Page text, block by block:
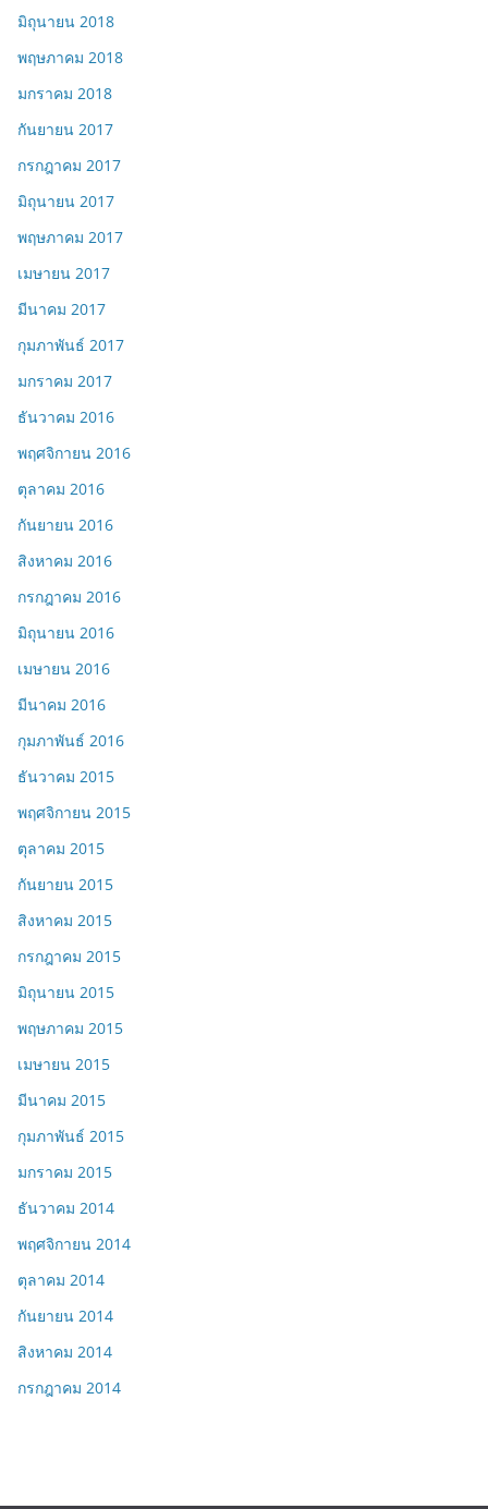
มิถุนายน 2018
พฤษภาคม 2018
มกราคม 2018
กันยายน 2017
กรกฎาคม 2017
มิถุนายน 2017
พฤษภาคม 2017
เมษายน 2017
มีนาคม 2017
กุมภาพันธ์ 2017
มกราคม 2017
ธันวาคม 2016
พฤศจิกายน 2016
ตุลาคม 2016
กันยายน 2016
สิงหาคม 2016
กรกฎาคม 2016
มิถุนายน 2016
เมษายน 2016
มีนาคม 2016
กุมภาพันธ์ 2016
ธันวาคม 2015
พฤศจิกายน 2015
ตุลาคม 2015
กันยายน 2015
สิงหาคม 2015
กรกฎาคม 2015
มิถุนายน 2015
พฤษภาคม 2015
เมษายน 2015
มีนาคม 2015
กุมภาพันธ์ 2015
มกราคม 2015
ธันวาคม 2014
พฤศจิกายน 2014
ตุลาคม 2014
กันยายน 2014
สิงหาคม 2014
กรกฎาคม 2014